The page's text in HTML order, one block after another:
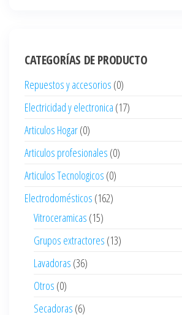
CATEGORÍAS DE PRODUCTO
Repuestos y accesorios (0)
Electricidad y electronica (17)
Articulos Hogar(0)
Articulos profesionales (0)
Articulos Tecnologicos (0)
Electrodomésticos (162)
Vitroceramicas (15)
Grupos extractores (13)
Lavadoras (36)
Otros (0)
Secadoras (6)